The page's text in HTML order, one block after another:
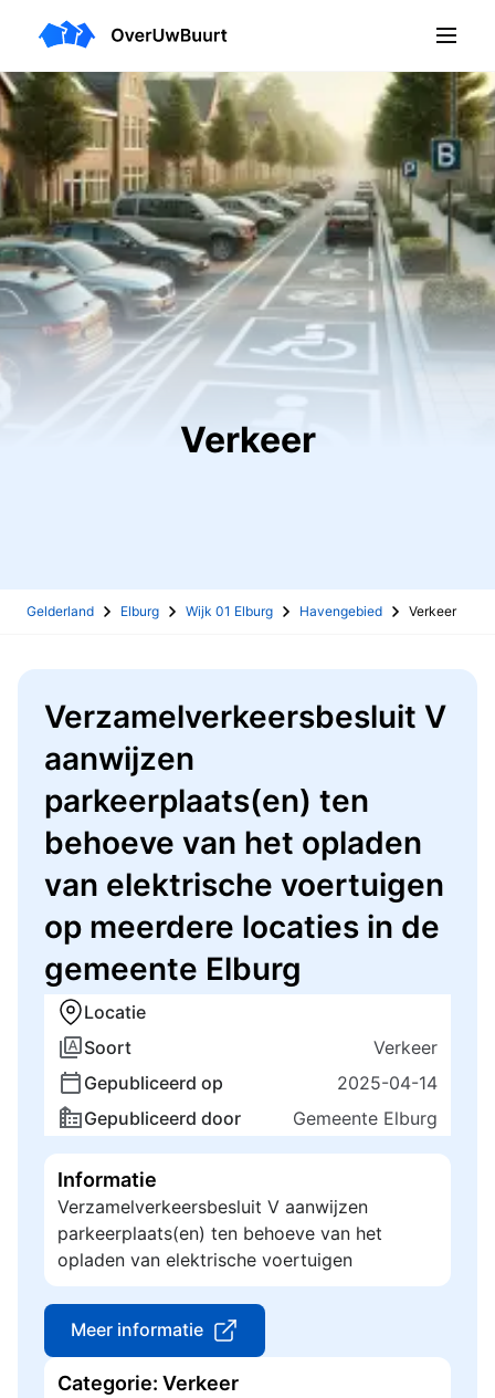
Verkeer
Gelderland Elburg Wijk 01 Elburg Havengebied Verkeer
Verzamelverkeersbesluit V
aanwijzen
parkeerplaats(en) ten
behoeve van het opladen
van elektrische voertuigen
op meerdere locaties in de
gemeente Elburg
Locatie
Soort
Verkeer
Gepubliceerd op
2025-04-14
Gepubliceerd door
Gemeente Elburg
Informatie
Verzamelverkeersbesluit V aanwijzen
parkeerplaats(en) ten behoeve van het
opladen van elektrische voertuigen
Meer informatie
Categorie: Verkeer